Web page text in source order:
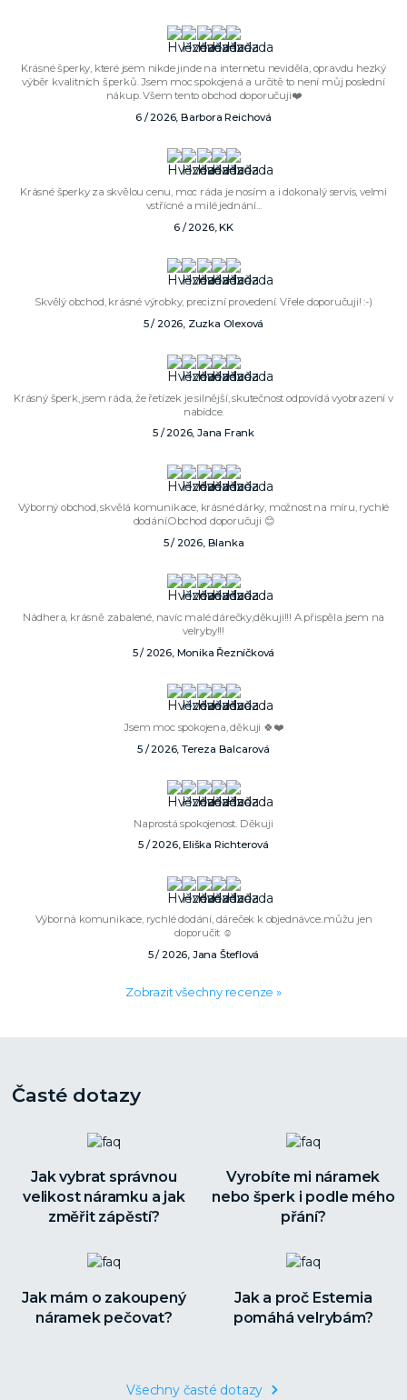
Krásné šperky, které jsem nikde jinde na internetu neviděla, opravdu hezký
výběr kvalitních šperků. Jsem moc spokojená a určitě to není můj poslední
nákup. Všem tento obchod doporučuji❤️
6 / 2026, Barbora Reichová
Krásné šperky za skvělou cenu, moc ráda je nosím a i dokonalý servis, velmi
vstřícné a milé jednání...
6 / 2026, KK
Skvělý obchod, krásné výrobky, precizní provedení. Vřele doporučuji! :-)
5 / 2026, Zuzka Olexová
Krásný šperk, jsem ráda, že řetízek je silnější, skutečnost odpovídá vyobrazení v
nabídce.
5 / 2026, Jana Frank
Výborný obchod, skvělá komunikace, krásné dárky, možnost na míru, rychlé
dodání.Obchod doporučuji 😊
5 / 2026, Blanka
Nádhera, krásně zabalené, navíc malé dárečky,děkuji!!! A přispěla jsem na
velryby!!!
5 / 2026, Monika Řezníčková
Jsem moc spokojena, děkuji 🍀❤️
5 / 2026, Tereza Balcarová
Naprostá spokojenost. Děkuji
5 / 2026, Eliška Richterová
Výborná komunikace, rychlé dodání, dáreček k objednávce..můžu jen
doporučit ☺️
5 / 2026, Jana Šteflová
Zobrazit všechny recenze »
Časté dotazy
Jak vybrat správnou
velikost náramku a jak
změřit zápěstí?
Vyrobíte mi náramek
nebo šperk i podle mého
přání?
Jak mám o zakoupený
náramek pečovat?
Jak a proč Estemia
pomáhá velrybám?
Všechny časté dotazy